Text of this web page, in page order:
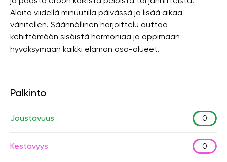
Aloita viidellä minuutilla päivässä ja lisää aikaa
vähitellen. Säännöllinen harjoittelu auttaa
kehittämään sisäistä harmoniaa ja oppimaan
hyväksymään kaikki elämän osa-alueet.
Palkinto
Joustavuus 0
Kestävyys 0